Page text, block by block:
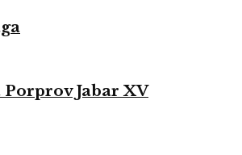
Jabar XV